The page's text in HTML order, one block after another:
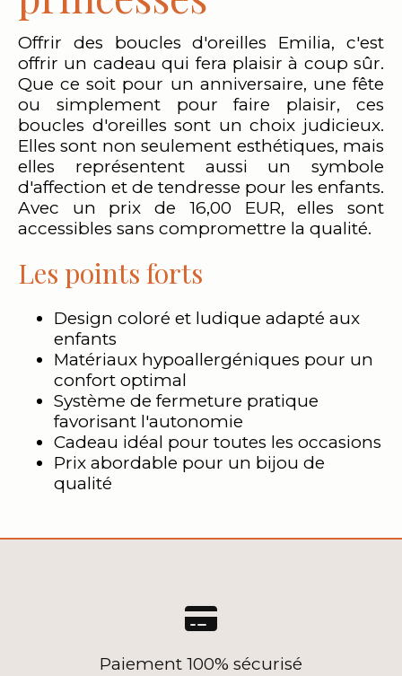
Offrir des boucles d'oreilles Emilia, c'est
offrir un cadeau qui fera plaisir à coup sûr.
Que ce soit pour un anniversaire, une fête
ou simplement pour faire plaisir, ces
boucles d'oreilles sont un choix judicieux.
Elles sont non seulement esthétiques, mais
elles représentent aussi un symbole
d'affection et de tendresse pour les enfants.
Avec un prix de 16,00 EUR, elles sont
accessibles sans compromettre la qualité.
Les points forts
Design coloré et ludique adapté aux
enfants
Matériaux hypoallergéniques pour un
confort optimal
Système de fermeture pratique
favorisant l'autonomie
Cadeau idéal pour toutes les occasions
Prix abordable pour un bijou de
qualité

Paiement 100% sécurisé